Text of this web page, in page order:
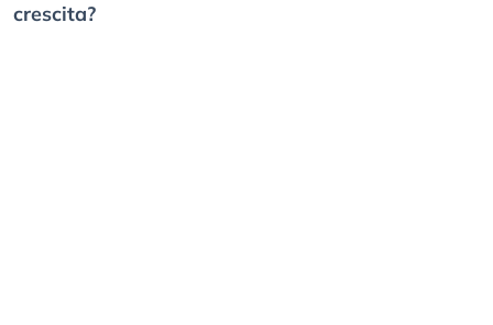
crescita?